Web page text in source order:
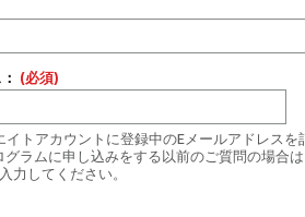
(必須)
トアカウントに登録中のEメールアドレスを
ラムに申し込みをする以前のご質問の場合
力してください。